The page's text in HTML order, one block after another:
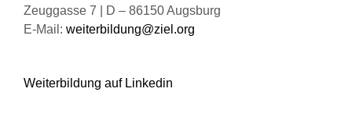
Zeuggasse 7 | D – 86150 Augsburg
E-Mail: weiterbildung@ziel.org
Weiterbildung auf Linkedin